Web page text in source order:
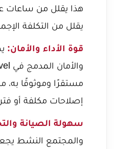
هذا يقلل من ساعات
يقلل من التكلفة
قوة الأداء والأمان:
مستقرًا وموثوقًا به،
إصلاحات مكلفة أو
سهولة الصيانة
والمجتمع النشط